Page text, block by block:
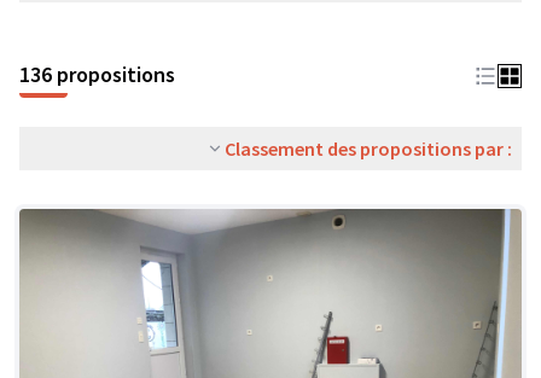
136 propositions
Classement des propositions par :